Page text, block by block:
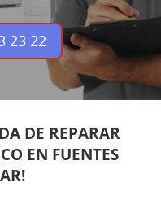
23 22
DE REPARAR
EN FUENTES